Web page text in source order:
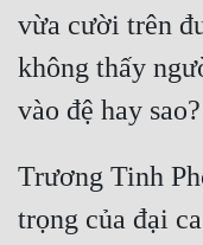
vừa cười trên
không thấy
Trương Tinh
trọng của đại